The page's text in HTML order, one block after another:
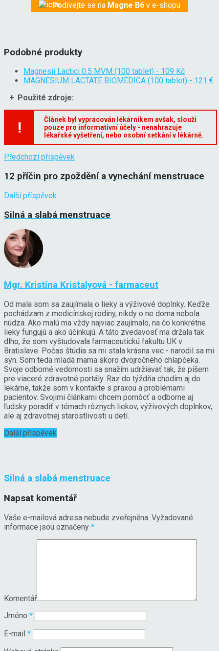
Podívejte se na Magne B6 v e-shopu
Podobné produkty
Magnesii Lactici 0.5 MVM (100 tablet) - 109 Kč
MAGNESIUM LACTATE BIOMEDICA (100 tablet) - 121 €
Použité zdroje:
!
Článek byl vypracován lékárníkem avšak, slouží
pouze pro informativní účely - nenahrazuje
lékařské vyšetření, nebo osobní setkání v lékárně.
Předchozí příspěvek
12 příčin pro zpoždění a vynechání menstruace
Další příspěvek
Silná a slabá menstruace
Mgr. Kristína Kristalyová - farmaceut
Od mala som sa zaujímala o lieky a výživové doplnky. Keďže
pochádzam z medicínskej rodiny, nikdy o ne doma nebola
núdza. Ako malú ma vždy najviac zaujímalo, na čo konkrétne
lieky fungujú a ako účinkujú. A táto zvedavosť ma držala tak
dlho, že som vyštudovala farmaceutickú fakultu UK v
Bratislave. Počas štúdia sa mi stala krásna vec - narodil sa mi
syn. Som teda mladá mama skoro dvojročného chlapčeka.
Svoje odborné vedomosti sa snažím udržiavať tak, že píšem
pre viaceré zdravotné portály. Raz do týždňa chodím aj do
lekárne, takže som v kontakte s praxou a problémami
pacientov. Svojimi článkami chcem pomôcť a odborne aj
ľudsky poradiť v témach rôznych liekov, výživových doplnkov,
ale aj zdravotnej starostlivosti u detí.
Další příspěvek
Silná a slabá menstruace
Napsat komentář
Vaše e-mailová adresa nebude zveřejněna. Vyžadované
informace jsou označeny *
Komentář
Jméno *
E-mail *